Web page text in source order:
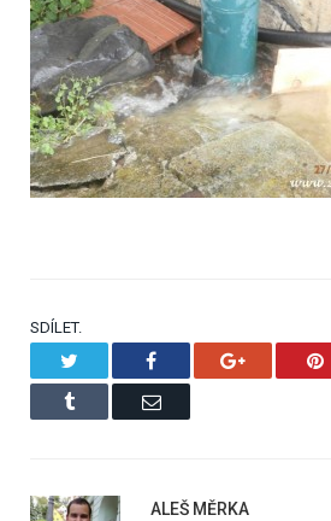
SDÍLET.
Facebook Google+
Tumblr Email
ALEŠ MĚRKA